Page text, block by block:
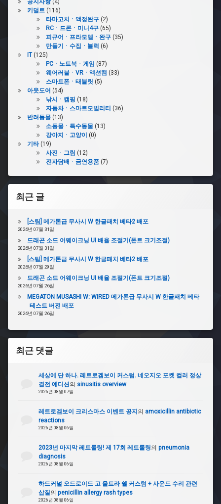
공지사항(4)
키덜트(116)
타마고치ㆍ액정완구(2)
RCㆍ드론ㆍ미니4구(65)
피규어ㆍ프라모델ㆍ완구(35)
만들기ㆍ수집ㆍ블럭 (6)
IT(125)
PCㆍ노트북ㆍ게임 (87)
웨어러블ㆍVRㆍ액션캠 (33)
스마트폰ㆍ태블릿 (5)
아웃도어 (54)
낚시ㆍ캠핑 (18)
자동차ㆍ스마트모빌리티 (36)
반려동물(13)
소동물ㆍ특수동물(13)
강아지ㆍ고양이
(0)
기타(19)
사진ㆍ그림 (12)
전자담배ㆍ금연용품(7)
최근 글
[스팀] 메가톤급 무사시 W 한글패치 베타2 배포
2026년 07월 31일
드래곤 소드 어웨이크닝 UI 배율 조절기(폰트 크기조절)
2026년 07월 31일
[스팀] 메가톤급 무사시 W 한글패치 베타2 배포
2026년 07월 29일
드래곤 소드 어웨이크닝 UI 배율 조절기(폰트 크기조절)
2026년 07월 26일
MEGATON MUSASHI W: WIRED 메가톤급 무사시 W 한글패치 베타
테스트 버전 배포
2026년 07월 26일
최근 댓글
세상에 단 하나. 레트로겜보이 커스텀. 네오지오 포켓 컬러 정상
결전 에디션의 sinusitis overview
2026년 08월 07일
레트로겜보이 크리스마스 이벤트 공지 의 amoxicillin antibiotic
reactions
2026년 08월 06일
2023년 마지막 레트롤링! 제 17회 레트롤링의 pneumonia
diagnosis
2026년 08월 06일
하드커널 오드로이드 고 울트라 쉘 커스텀 + 사운드 수리 관련
삽질의 penicillin allergy rash types
2026년 08월 06일